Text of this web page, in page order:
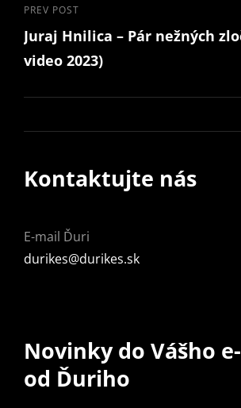
Navigácia
v
článku
Previous
Post
PREV POST
Juraj Hnilica – Pár nežných
video 2023)
Kontaktujte nás
E-mail Ďuri
ks.se
kirud
@seki
rud
Novinky do Vášho
od Ďuriho